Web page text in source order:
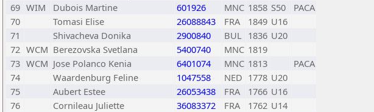
69 WIM Dubois Martine 601926 MNC 1858 S50
PACA
70
Tomasi Elise 26088843 FRA 1849 U16
71
Shivacheva Donika 2900840 BUL 1836 U20
72 WCM Berezovska Svetlana 5400740 MNC 1819
73 WCM Jose Polanco Kenia 6401074 MNC 1813
PACA
74
Waardenburg Feline 1047558 NED 1778 U20
75
Aubert Estee 26053438 FRA 1766 U16
76
Cornileau Juliette 36083372 FRA 1762 U14